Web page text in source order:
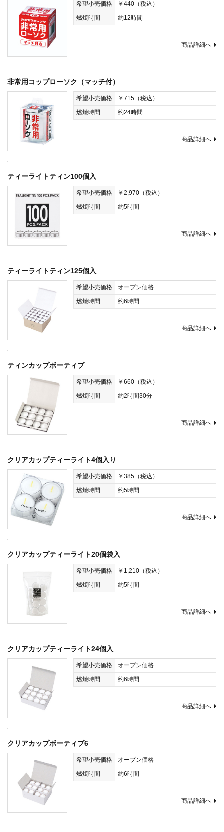
希望小売価格
￥440（税込）
燃焼時間
約12時間
商品詳細へ
非常用コップローソク（マッチ付）
希望小売価格
￥715（税込）
燃焼時間
約24時間
商品詳細へ
ティーライトティン100個入
希望小売価格
￥2,970（税込）
燃焼時間
約5時間
商品詳細へ
ティーライトティン125個入
希望小売価格
オープン価格
燃焼時間
約6時間
商品詳細へ
ティンカップボーティブ
希望小売価格
￥660（税込）
燃焼時間
約2時間30分
商品詳細へ
クリアカップティーライト4個入り
希望小売価格
￥385（税込）
燃焼時間
約5時間
商品詳細へ
クリアカップティーライト20個袋入
希望小売価格
￥1,210（税込）
燃焼時間
約5時間
商品詳細へ
クリアカップティーライト24個入
希望小売価格
オープン価格
燃焼時間
約6時間
商品詳細へ
クリアカップボーティブ6
希望小売価格
オープン価格
燃焼時間
約6時間
商品詳細へ